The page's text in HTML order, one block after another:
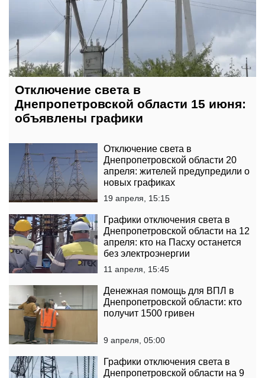
Отключение света в
Днепропетровской области 15 июня:
объявлены графики
Отключение света в
Днепропетровской области 20
апреля: жителей предупредили о
новых графиках
19 апреля, 15:15
Графики отключения света в
Днепропетровской области на 12
апреля: кто на Пасху останется
без электроэнергии
11 апреля, 15:45
Денежная помощь для ВПЛ в
Днепропетровской области: кто
получит 1500 гривен
9 апреля, 05:00
Графики отключения света в
Днепропетровской области на 9